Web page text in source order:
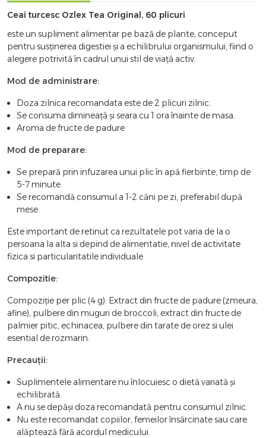
Ceai turcesc Ozlex Tea Original, 60 plicuri
este un supliment alimentar pe bază de plante, conceput
pentru susținerea digestiei și a echilibrului organismului, fiind o
alegere potrivită în cadrul unui stil de viață activ.
Mod de administrare:
Doza zilnica recomandata este de 2 plicuri zilnic.
Se consuma dimineață și seara cu 1 ora înainte de masa.
Aroma de fructe de padure
Mod de preparare:
Se prepară prin infuzarea unui plic în apă fierbinte, timp de
5-7 minute.
Se recomandă consumul a 1-2 căni pe zi, preferabil după
mese.
Este important de retinut ca rezultatele pot varia de la o
persoana la alta si depind de alimentatie, nivel de activitate
fizica si particularitatile individuale.
Compozitie:
Compoziție per plic (4 g): Extract din fructe de padure (zmeura,
afine), pulbere din muguri de broccoli, extract din fructe de
palmier pitic, echinacea, pulbere din tarate de orez si ulei
esential de rozmarin.
Precauții:
Suplimentele alimentare nu înlocuiesc o dietă variată și
echilibrată.
A nu se depăși doza recomandată pentru consumul zilnic.
Nu este recomandat copiilor, femeilor însărcinate sau care
alăptează fără acordul medicului.